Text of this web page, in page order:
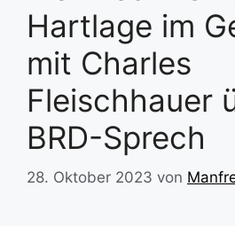
Hartlage im
mit Charles
Fleischhauer
BRD-Sprech
28. Oktober 2023 von